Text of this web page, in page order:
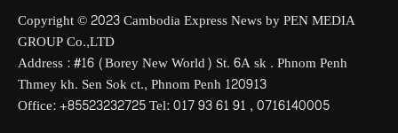
Copyright © 2023 Cambodia Express News by PEN MEDIA
GROUP Co.,LTD
Address : #16 (Borey New World) St. 6A sk . Phnom Penh
Thmey kh. Sen Sok ct., Phnom Penh 120913
Office: +85523232725 Tel: 017 93 61 91 , 0716140005